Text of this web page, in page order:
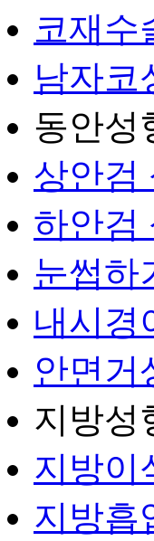
코재수
남자코
동안성
상안검
하안검
눈썹하
내시경
안면거
지방성
지방이
지방흡